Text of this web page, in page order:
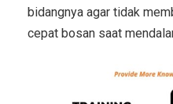
bidangnya agar tidak
cepat bosan saat